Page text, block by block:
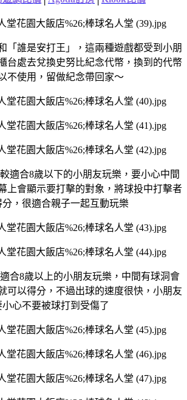
「誰是安打王」， 這兩種遊戲都受到小朋
台處去兌換史努比紀念代幣， 換到的代幣
不使用， 留做紀念帶回家～
適合8歲以下的小朋友玩樂， 要小心中間
上會顯示要打擊的對象， 將球投中打擊者
， 很適合親子一起互動玩樂
合8歲以上的小朋友玩樂， 中間有球洞會
可以得分， 不過出球的速度很快， 小朋友
小心不要被球打到受傷了